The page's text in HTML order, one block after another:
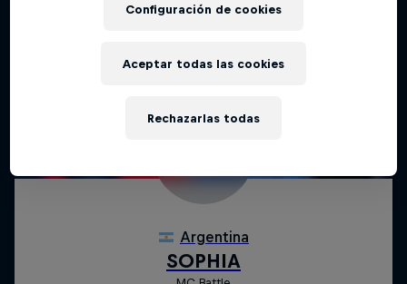
Configuración de cookies
Rechazarlas todas
Aceptar todas las cookies